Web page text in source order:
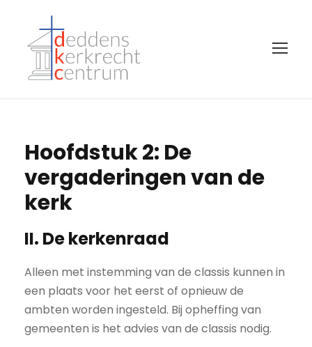
Hoofdstuk 2: De
vergaderingen van de
kerk
II. De kerkenraad
Alleen met instemming van de classis kunnen in
een plaats voor het eerst of opnieuw de
ambten worden ingesteld. Bij opheffing van
gemeenten is het advies van de classis nodig.